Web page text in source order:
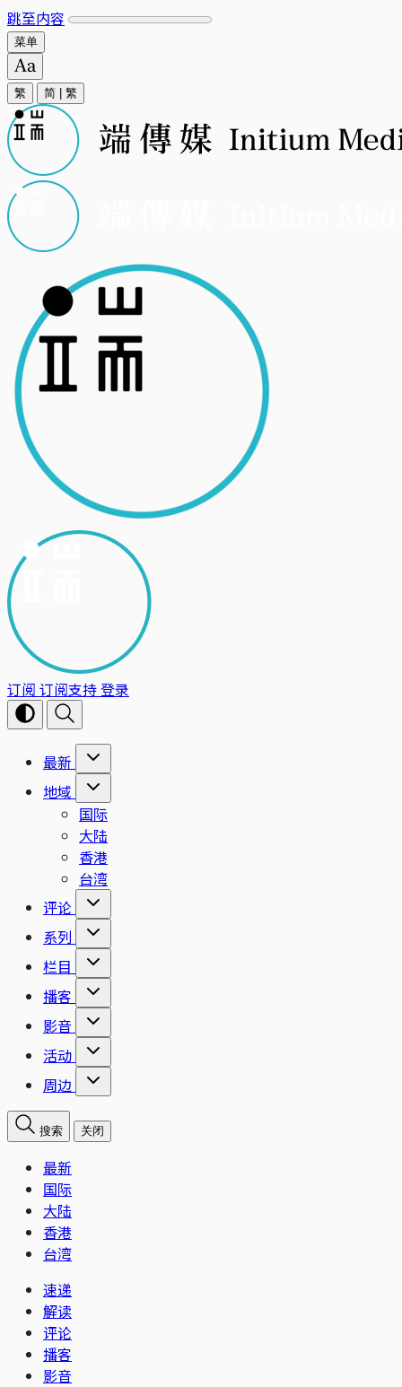
跳至内容
菜单
繁 简 繁
订阅 订阅支持登录
最新
地域
国际
大陆
香港
台湾
评论
系列
栏目
播客
影音
活动
周边
搜索 关闭
最新
国际
大陆
香港
台湾
速递
解读
评论
播客
影音